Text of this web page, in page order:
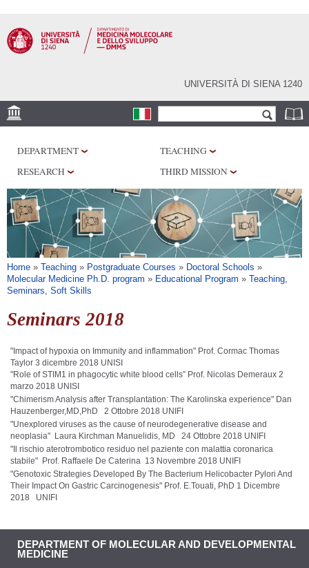
main
content
UNIVERSITÀ DI SIENA 1240
RESEARCH
LABORATORIES
LIBRARIES
SERVICES
DEPARTMENT
TEACHING
RESEARCH
THIRD MISSION
You are here
Home » Teaching » Postgraduate Courses » Doctoral Schools »
Molecular Medicine Ph.D. program » Educational Program » Teaching,
Seminars, Soft Skills
Seminars 2018
"Impact of hypoxia on Immunity and inflammation" Prof. Cormac Thomas
Taylor 3 dicembre 2018 UNISI
"Role of STIM1 in phagocytic white blood cells” Prof. Nicolas Demeraux 2
marzo 2018 UNISI
"Chimerism Analysis after Transplantation: The Karolinska experience" Dan
Hauzenberger,MD,PhD 2 Ottobre 2018 UNIFI
"Unexplored viruses as the cause of neurodegenerative disease and
neoplasia" Laura Kirchman Manuelidis, MD 24 Ottobre 2018 UNIFI
"Il rischio aterotrombotico residuo nel paziente con malattia coronarica
stabile" Prof. Raffaele De Caterina 13 Novembre 2018 UNIFI
"Genotoxic Strategies Developed By The Bacterium Helicobacter Pylori And
Their Impact On Gastric Carcinogenesis" Prof. E.Touati, PhD 1 Dicembre
2018 UNIFI
DEPARTMENT OF MOLECULAR AND DEVELOPMENTAL
MEDICINE